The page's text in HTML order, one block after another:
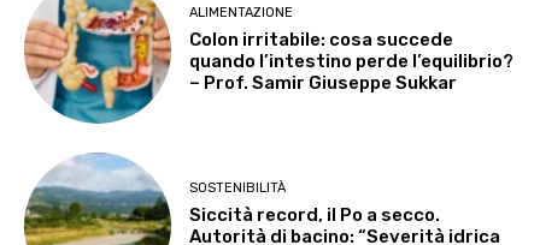
ALIMENTAZIONE
Colon irritabile: cosa succede
quando l’intestino perde l’equilibrio?
– Prof. Samir Giuseppe Sukkar
SOSTENIBILITÀ
Siccità record, il Po a secco.
Autorità di bacino: “Severità idrica